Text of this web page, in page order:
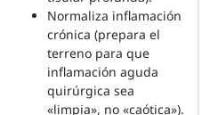
Normaliza inflamación
crónica (prepara el
terreno para que
inflamación aguda
quirúrgica sea
«limpia», no «caótica»).